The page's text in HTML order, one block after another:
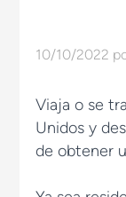
10/10/2022
Viaja o se
Unidos y
de obtener